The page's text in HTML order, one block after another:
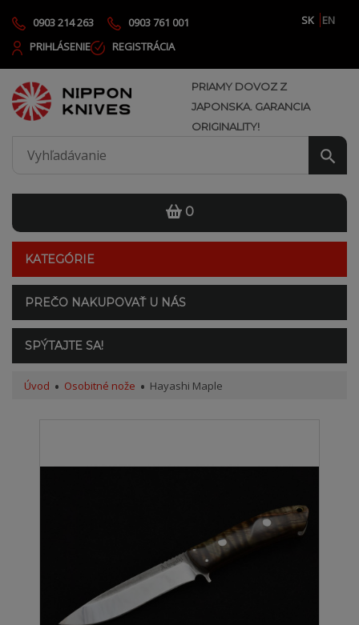
0903 214 263 0903 761 001 SK
EN
PRIHLÁSENIE
REGISTRÁCIA
PRIAMY DOVOZ Z
JAPONSKA. GARANCIA
ORIGINALITY!
0
KATEGÓRIE
PREČO NAKUPOVAŤ U NÁS
SPÝTAJTE SA!
Úvod Osobitné nože Hayashi Maple